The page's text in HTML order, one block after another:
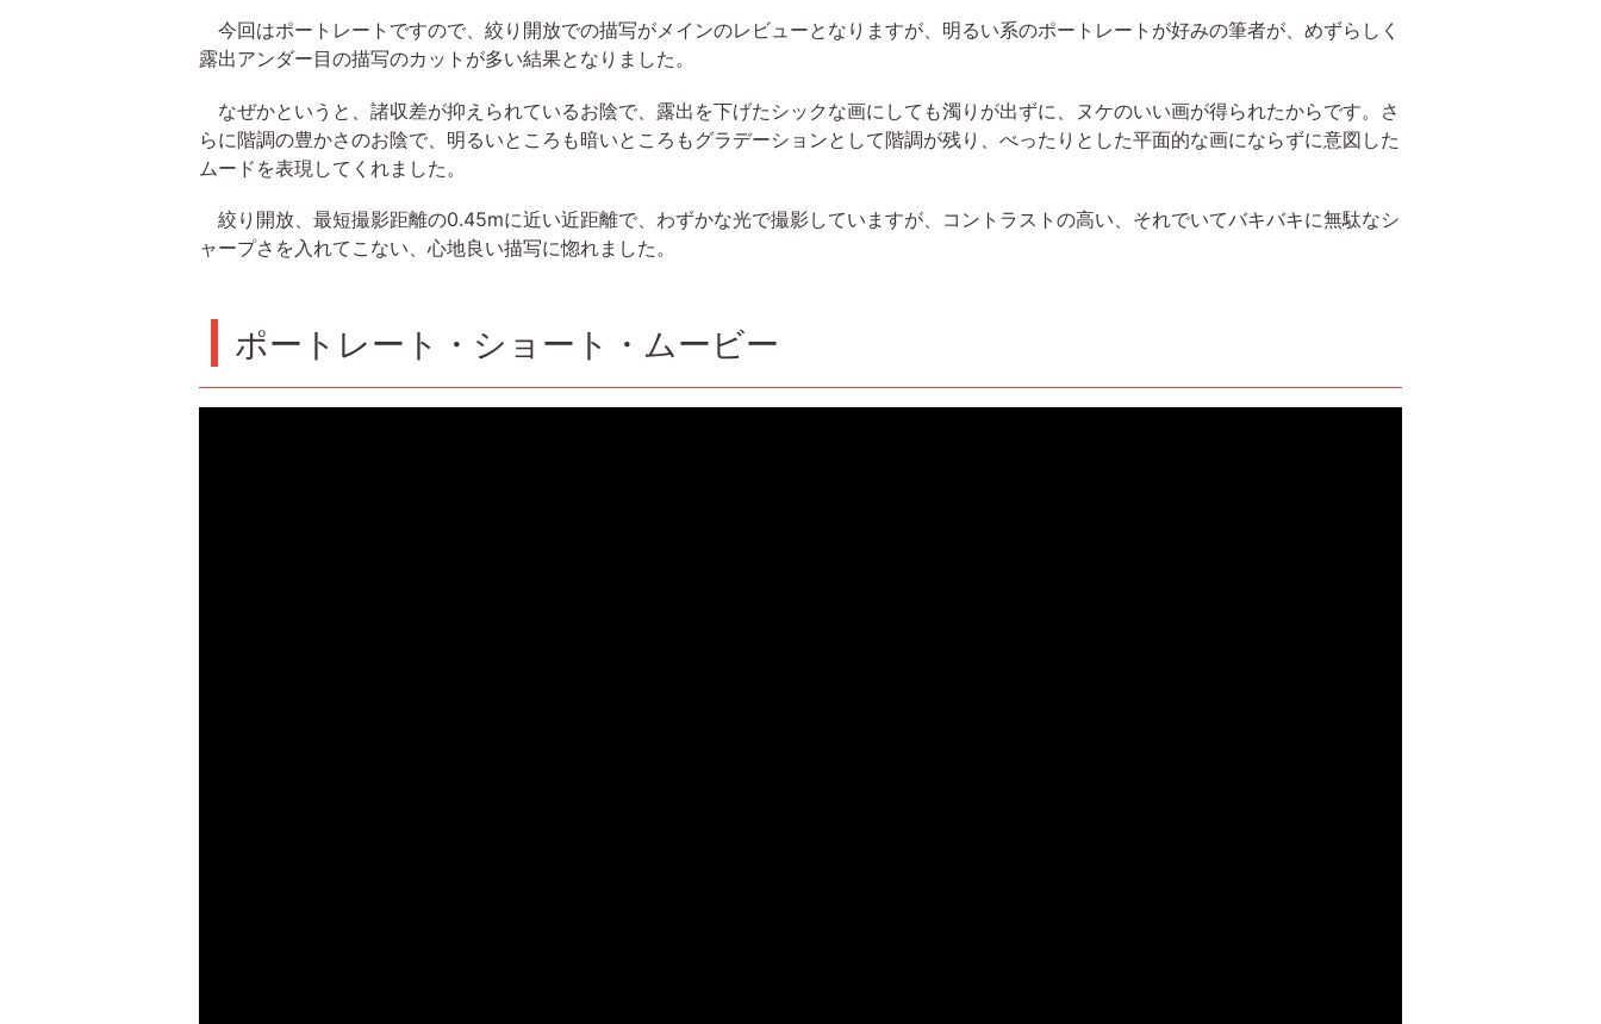
今回はポートレートですので、絞り開放での描写がメインのレビューとなりますが、明るい系のポートレートが好みの筆者が、めずらしく
露出アンダー目の描写のカットが多い結果となりました。
なぜかというと、諸収差が抑えられているお陰で、露出を下げたシックな画にしても濁りが出ずに、ヌケのいい画が得られたからです。さ
らに階調の豊かさのお陰で、明るいところも暗いところもグラデーションとして階調が残り、べったりとした平面的な画にならずに意図した
ムードを表現してくれました。
絞り開放、最短撮影距離の0.45mに近い近距離で、わずかな光で撮影していますが、コントラストの高い、それでいてバキバキに無駄なシ
ャープさを入れてこない、心地良い描写に惚れました。
ポートレート・ショート・ムービー